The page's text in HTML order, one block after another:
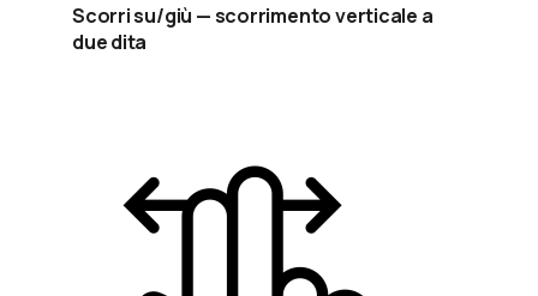
Scorri su/giù — scorrimento verticale a
due dita